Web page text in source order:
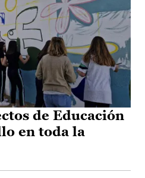
de Educación
en toda la